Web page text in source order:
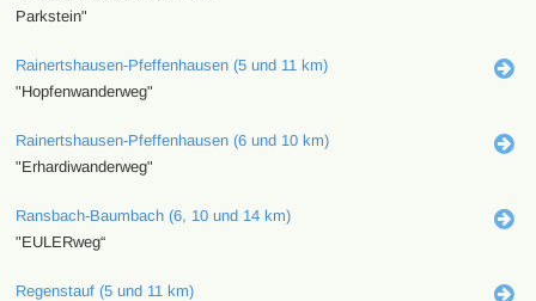
Parkstein"
Rainertshausen-Pfeffenhausen (5 und 11 km)
"Hopfenwanderweg"
Rainertshausen-Pfeffenhausen (6 und 10 km)
"Erhardiwanderweg"
Ransbach-Baumbach (6, 10 und 14 km)
"EULERweg“
Regenstauf (5 und 11 km)